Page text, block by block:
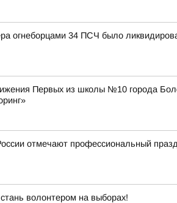
огнеборцами 34 ПСЧ было
Первых из школы №10 города
отмечают профессиональный
волонтером на выборах!